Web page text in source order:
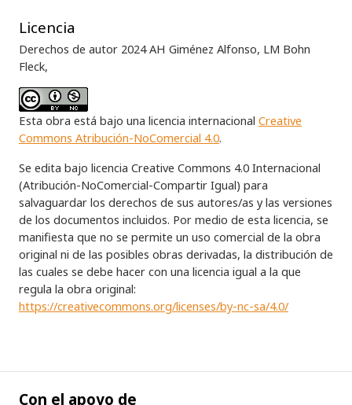
Licencia
Derechos de autor 2024 AH Giménez Alfonso, LM Bohn
Fleck,
Esta obra está bajo una licencia internacional Creative
Commons Atribución-NoComercial 4.0.
Se edita bajo licencia Creative Commons 4.0 Internacional
(Atribución-NoComercial-Compartir Igual) para
salvaguardar los derechos de sus autores/as y las versiones
de los documentos incluidos. Por medio de esta licencia, se
manifiesta que no se permite un uso comercial de la obra
original ni de las posibles obras derivadas, la distribución de
las cuales se debe hacer con una licencia igual a la que
regula la obra original:
https://creativecommons.org/licenses/by-nc-sa/4.0/
Con el apoyo de